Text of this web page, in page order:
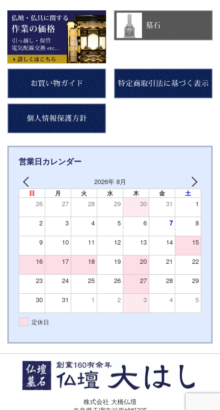
営業日カレンダー
2026年 8月
日 月 火 水 木 金 土
26 27 28 29 30 31 1
2 3 4 5 6 7 8
9 10 11 12 13 14 15
16 17 18 19 20 21 22
23 24 25 26 27 28 29
30 31 1 2 3 4 5
定休日
株式会社 大橋仏壇